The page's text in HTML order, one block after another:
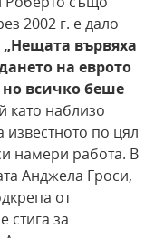
2002 г. е дало
„Нещата вървяха
на еврото
но всичко беше
като наблизо
известното по цял
намери работа. В
Анджела Гроси,
от
стига за